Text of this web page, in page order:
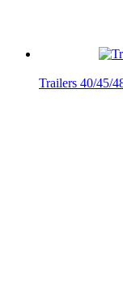
Trailers 40/45/